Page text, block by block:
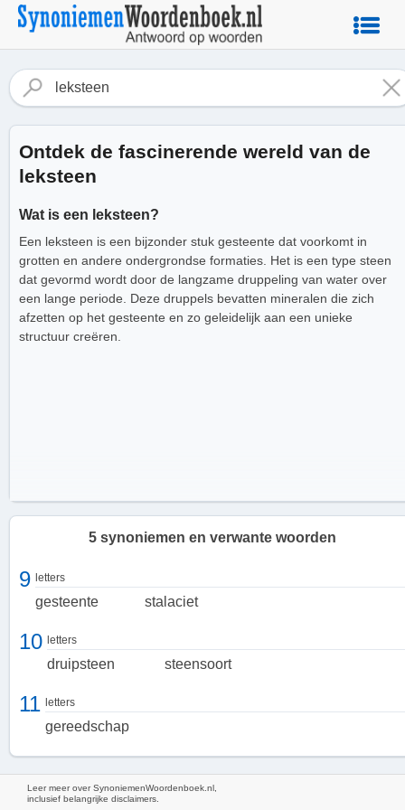
Ontdek de fascinerende wereld van de
leksteen
Wat is een leksteen?
Een leksteen is een bijzonder stuk gesteente dat voorkomt in
grotten en andere ondergrondse formaties. Het is een type steen
dat gevormd wordt door de langzame druppeling van water over
een lange periode. Deze druppels bevatten mineralen die zich
afzetten op het gesteente en zo geleidelijk aan een unieke
structuur creëren.
Hoe ontstaat een leksteen?
5 synoniemen en verwante woorden
9 letters
gesteente stalaciet
10 letters
druipsteen steensoort
11 letters
gereedschap
Leer meer over SynoniemenWoordenboek.nl,
inclusief belangrijke disclaimers.